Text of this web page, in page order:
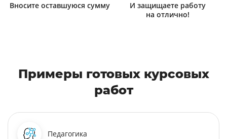
Вносите оставшуюся сумму
И защищаете работу
на отлично!
Примеры готовых курсовых
работ
Педагогика